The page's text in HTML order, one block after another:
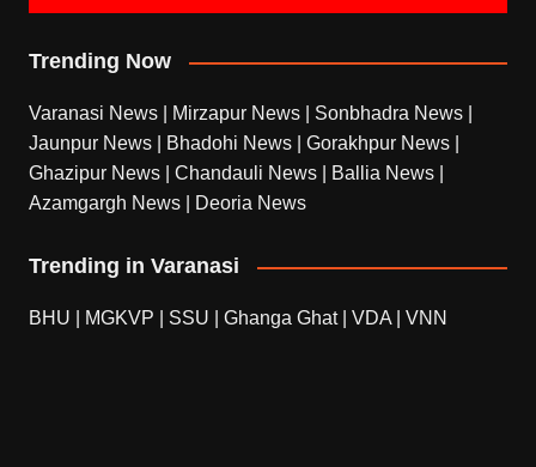
Trending Now
Varanasi News Mirzapur News Sonbhadra News
Jaunpur News
Bhadohi News Gorakhpur News
Ghazipur News
Chandauli News Ballia News
Azamgargh News
Deoria News
Trending in Varanasi
BHU MGKVP SSU Ghanga Ghat| VDA VNN